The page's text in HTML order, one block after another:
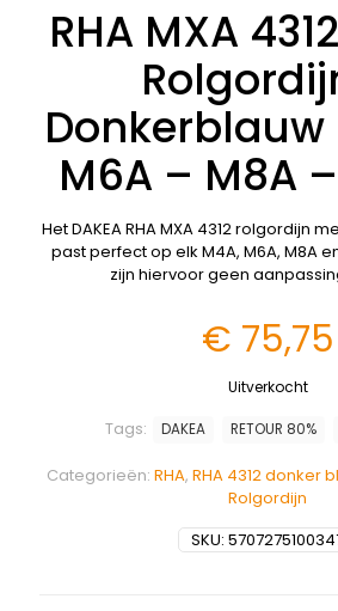
RHA MXA
Donkerblauw
M6A – M8A
Het DAKEA RHA MXA 4312 rolgordijn
past perfect op elk M4A, M6A, M8A
zijn hiervoor geen
€ 75,75
Uitverkocht
SKU:
Categorieën: RHA, RHA 4312 donker
Rolgordijn
Tags: DAKEA RETOUR 80%